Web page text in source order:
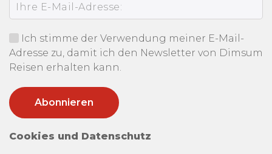
Ich stimme der Verwendung meiner E-Mail-
Adresse zu, damit ich den Newsletter von Dimsum
Reisen erhalten kann.
Cookies und Datenschutz